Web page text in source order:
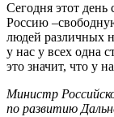
Сегодня этот
Россию
людей различных
у нас у всех одна
это значит, что у
Министр
по развитию